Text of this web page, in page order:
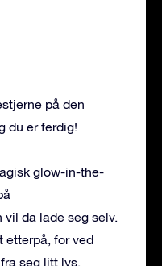
på den
du er ferdig!
glow-in-the-
da lade seg selv.
etterpå, for ved
seg litt lys.